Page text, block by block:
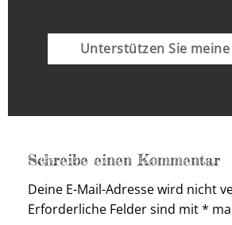
Unterstützen Sie
Schreibe einen Kommentar
Deine E-Mail-Adresse wird nicht
Erforderliche Felder sind mit*